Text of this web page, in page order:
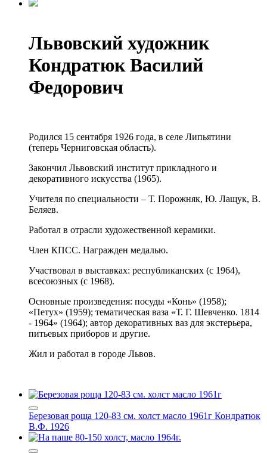
Львовский художник
Кондратюк Василий
Федорович
Родился 15 сентября 1926 года, в селе Липьятини
(теперь Черниговская область).
Закончил Львовский институт прикладного и
декоративного искусства (1965).
Учителя по специальности – Т. Порожняк, Ю. Лащук, В.
Беляев.
Работал в отрасли художественной керамики.
Член КПСС. Награжден медалью.
Участвовал в выставках: республиканских (с 1964),
всесоюзных (с 1968).
Основные произведения: посуды «Конь» (1958);
«Петух» (1959); тематическая ваза «Т. Г. Шевченко. 1814
- 1964» (1964); автор декоративных ваз для экстерьера,
питьевых приборов и другие.
Жил и работал в городе Львов.
Березовая роща 120-83 см. холст масло 1961г Кондратюк
В.Ф. 1926